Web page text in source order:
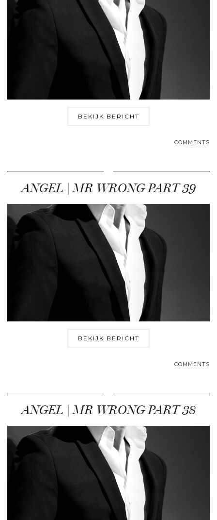
BEKIJK BERICHT
COMMENTS
ANGEL | MR WRONG PART 39
BEKIJK BERICHT
COMMENTS
ANGEL | MR WRONG PART 38